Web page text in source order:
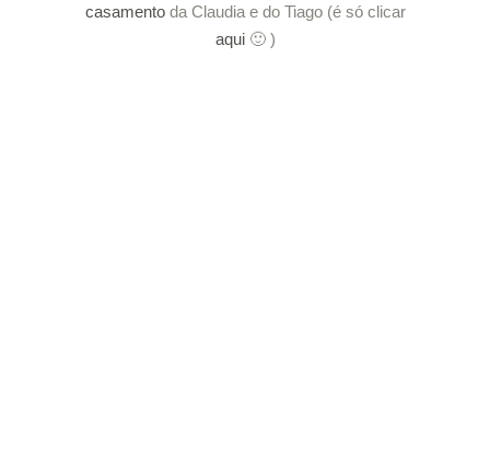
casamentoda Claudia e do Tiago (é só clicar
aqui🙂 )